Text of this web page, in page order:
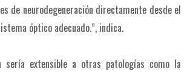
de neurodegeneración directamente desde el
óptico adecuado.”, indica.
sería extensible a otras patologías como la